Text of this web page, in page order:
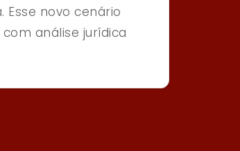
novo cenário
análise jurídica